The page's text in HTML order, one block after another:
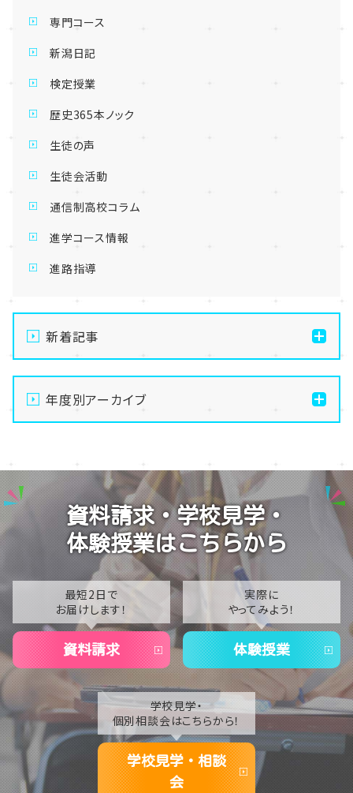
専門コース
新潟日記
検定授業
歴史365本ノック
生徒の声
生徒会活動
通信制高校コラム
進学コース情報
進路指導
新着記事
【新潟】SNS部の活動の様子・・・😍
【新潟】新潟】ぬい専攻、どんどん出来てきた・・！🧸✨
【新潟】体育祭実行委員が始動！最高の思い出づくりに
チャレンジ🔥😊
【新潟】卒業生インタビュー！通信制での思い出や進路
の決め方は？🎓✨
年度別アーカイブ
2025
2024
2023
2021
2020
資料請求・学校見学・
体験授業はこちらから
最短2日で
お届けします！
資料請求
実際に
やってみよう！
体験授業
学校見学・
個別相談会はこちらから！
学校見学・相談
会